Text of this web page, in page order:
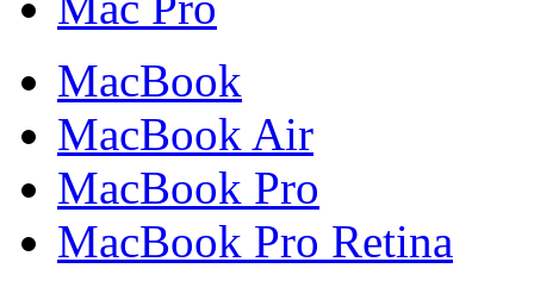
MacBook
MacBook Air
MacBook Pro
MacBook Pro Retina